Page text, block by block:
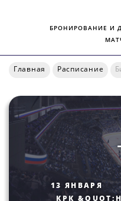
БРОНИРОВАНИЕ И
Главная Расписание
13 ЯНВАРЯ
КРК